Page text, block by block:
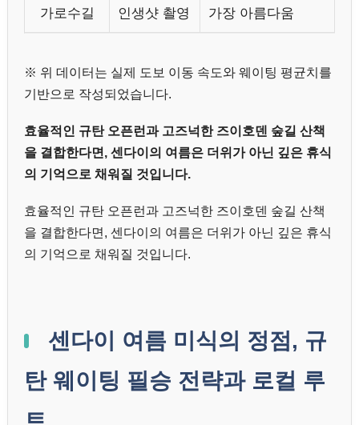
가로수길
인생샷 촬영
가장 아름다움
※ 위 데이터는 실제 도보 이동 속도와 웨이팅 평균치를
기반으로 작성되었습니다.
효율적인 규탄 오픈런과 고즈넉한 즈이호덴 숲길 산책
을 결합한다면, 센다이의 여름은 더위가 아닌 깊은 휴식
의 기억으로 채워질 것입니다.
효율적인 규탄 오픈런과 고즈넉한 즈이호덴 숲길 산책
을 결합한다면, 센다이의 여름은 더위가 아닌 깊은 휴식
의 기억으로 채워질 것입니다.
센다이 여름 미식의 정점, 규
탄 웨이팅 필승 전략과 로컬 루